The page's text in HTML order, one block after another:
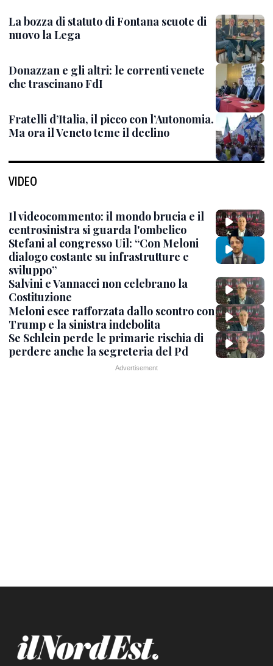
La bozza di statuto di Fontana scuote di
nuovo la Lega
Donazzan e gli altri: le correnti venete
che trascinano FdI
Fratelli d’Italia, il picco con l’Autonomia.
Ma ora il Veneto teme il declino
VIDEO
Il videocommento: il mondo brucia e il
centrosinistra si guarda l'ombelico
Stefani al congresso Uil: “Con Meloni
dialogo costante su infrastrutture e
sviluppo”
Salvini e Vannacci non celebrano la
Costituzione
Meloni esce rafforzata dallo scontro con
Trump e la sinistra indebolita
Se Schlein perde le primarie rischia di
perdere anche la segreteria del Pd